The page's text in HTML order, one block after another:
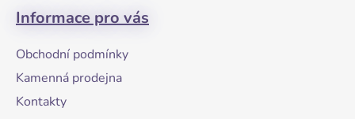
Informace pro vás
Obchodní podmínky
Kamenná prodejna
Kontakty